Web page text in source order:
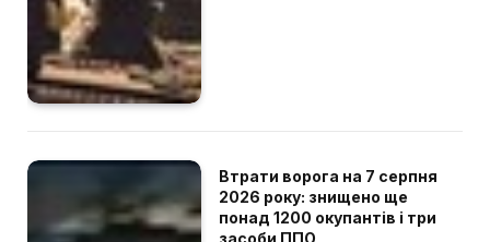
Втрати ворога на 7 серпня
2026 року: знищено ще
понад 1200 окупантів і три
засоби ППО